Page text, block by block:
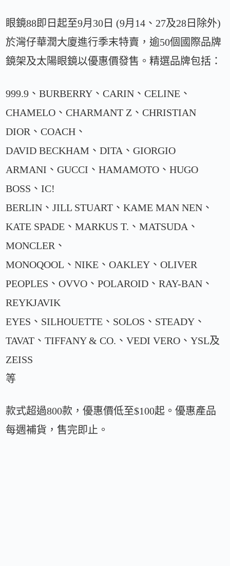
眼鏡88即日起至9月30日 (9月14、27及28日除外)
於灣仔華潤大廈進行季末特賣，逾50個國際品牌
鏡架及太陽眼鏡以優惠價發售。精選品牌包括：
999.9、BURBERRY、CARIN、CELINE、
CHAMELO、CHARMANT Z、CHRISTIAN
DIOR、COACH、
DAVID BECKHAM、DITA、GIORGIO
ARMANI、GUCCI、HAMAMOTO、HUGO
BOSS、IC!
BERLIN、JILL STUART、KAME MAN NEN、
KATE SPADE、MARKUS T.、MATSUDA、
MONCLER、
MONOQOOL、NIKE、OAKLEY、OLIVER
PEOPLES、OVVO、POLAROID、RAY-BAN、
REYKJAVIK
EYES、SILHOUETTE、SOLOS、STEADY、
TAVAT、TIFFANY & CO.、VEDI VERO、YSL及
ZEISS
等
款式超過800款，優惠價低至$100起。優惠產品
每週補貨，售完即止。